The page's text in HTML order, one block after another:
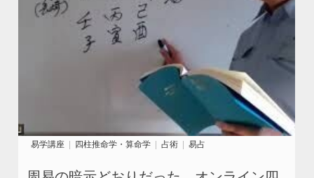
易学講座 四柱推命学・算命学 占術 易占